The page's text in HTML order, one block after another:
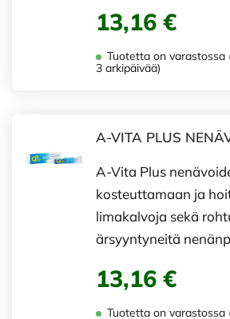
13,16 €
Tuotetta on varastossa
3 arkipäivää)
A-VITA PLUS
A-Vita Plus
kosteuttamaan ja
limakalvoja sekä
ärsyyntyneitä
13,16 €
Tuotetta on varastossa